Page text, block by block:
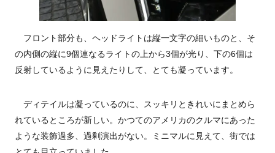
フロント部分も、ヘッドライトは縦一文字の細いものと、そ
の内側の縦に9個連なるライトの上から3個が光り、下の6個は
反射しているように見えたりして、とても凝っています。
ディテイルは凝っているのに、スッキリときれいにまとめら
れているところが新しい。かつてのアメリカのクルマにあった
ような装飾過多、過剰演出がない。ミニマルに見えて、街では